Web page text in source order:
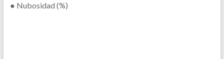
● Nubosidad (%)